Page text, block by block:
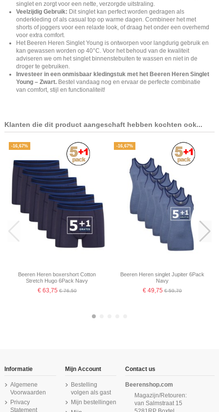
singlet en zorgt voor een nette, verzorgde uitstraling.
Veelzijdig Gebruik: Dit singlet kan perfect worden gedragen als
onderkleding of als casual top op warme dagen. Combineer het met
shorts of joggers voor een relaxte look, of draag het onder een overhemd
voor extra comfort.
Het Beeren Heren Singlet Young is ontworpen voor langdurig gebruik en
kan gewassen worden op 40°C. Voor het behoud van de kwaliteit
adviseren we om het singlet binnenstebuiten te wassen en niet in de
droger te gebruiken.
Investeer in een onmisbaar kledingstuk met het Beeren Heren Singlet
Young – Zwart. Bestel vandaag nog en ervaar de perfecte combinatie
van comfort, stijl en functionaliteit!
Klanten die dit product aangeschaft hebben kochten ook...
-16,67%
Beeren Heren boxershort Cotton
Stretch Hugo 6Pack Navy
€ 63,75€ 76,50
-16,67%
Beeren Heren singlet Jupiter 6Pack
Navy
€ 49,75€ 59,70
Informatie
Algemene
Voorwaarden
Privacy
Statement
Mijn Account
Bestelling
volgen als gast
Mijn bestellingen
Contact us
Beerenshop.com
Magazijn/Retouren:
van Salmstraat 15